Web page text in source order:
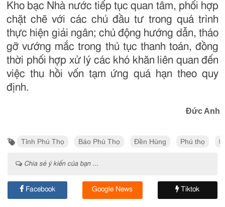
Kho bạc Nhà nước tiếp tục quan tâm, phối hợp
chặt chẽ với các chủ đầu tư trong quá trình
thực hiện giải ngân; chủ động hướng dẫn, tháo
gỡ vướng mắc trong thủ tục thanh toán, đồng
thời phối hợp xử lý các khó khăn liên quan đến
việc thu hồi vốn tạm ứng quá hạn theo quy
định.
Đức Anh
Tỉnh Phú Thọ Báo Phú Thọ Đền Hùng Phú thọ
Chia sẻ ý kiến của bạn ...
Facebook Google News Tiktok